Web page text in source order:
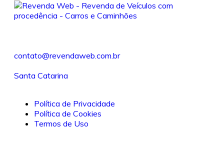
contato@revendaweb.com.br
Santa Catarina
Política de Privacidade
Política de Cookies
Termos de Uso